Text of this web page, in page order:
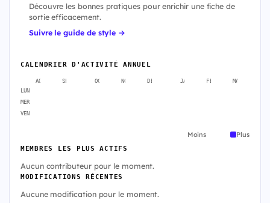
Découvre les bonnes pratiques pour enrichir une fiche de
sortie efficacement.
Suivre le guide de style →
CALENDRIER D'ACTIVITÉ ANNUEL
AOÛT SEPT. OCT. NOV. DÉC. JANV. FÉVR. MARS
LUN
MER
VEN
Moins Plus
MEMBRES LES PLUS ACTIFS
Aucun contributeur pour le moment.
MODIFICATIONS RÉCENTES
Aucune modification pour le moment.